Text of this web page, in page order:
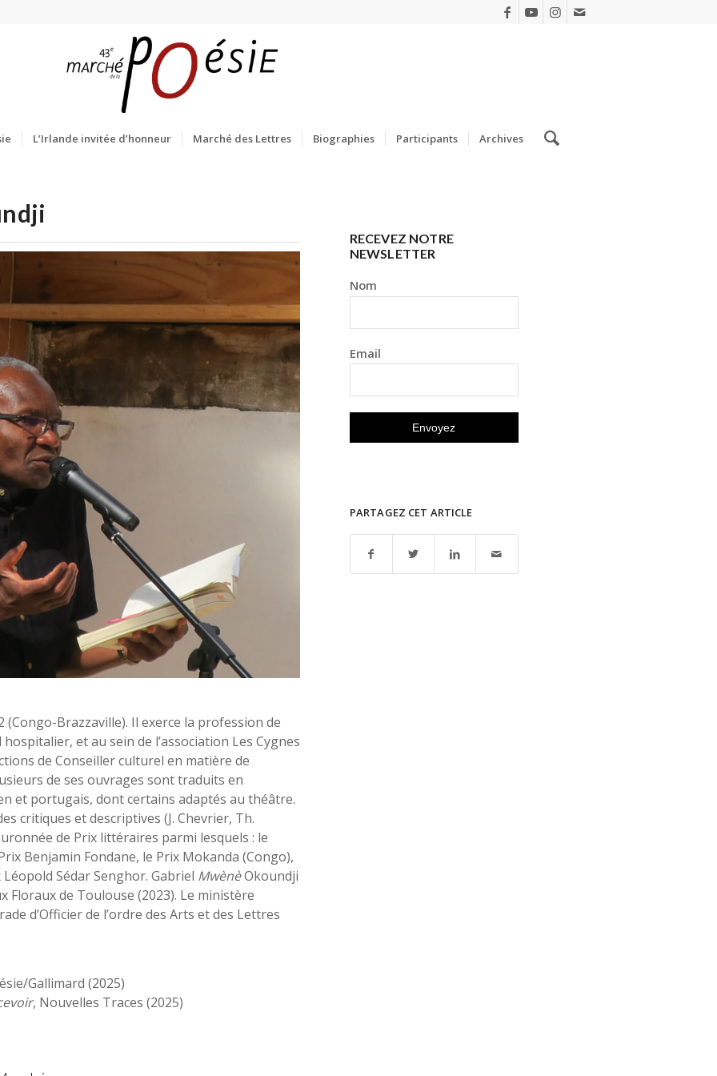
L’Irlande invitée d’honneur Marché des Lettres Biographies Participants Archives
Marché de la Poésie
Brazzaville). Il exerce la profession de
et au sein de l’association Les Cygnes
de Conseiller culturel en matière de
de ses ouvrages sont traduits en
et portugais, dont certains adaptés au théâtre.
critiques et descriptives (J. Chevrier, Th.
de Prix littéraires parmi lesquels : le
Benjamin Fondane, le Prix Mokanda (Congo),
Sédar Senghor. Gabriel MwènèOkoundji
Floraux de Toulouse (2023). Le ministère
d’Officier de l’ordre des Arts et des Lettres
Gallimard (2025)
, Nouvelles Traces (2025)
RECEVEZ NOTRE
NEWSLETTER
Nom
Email
PARTAGEZ CET ARTICLE